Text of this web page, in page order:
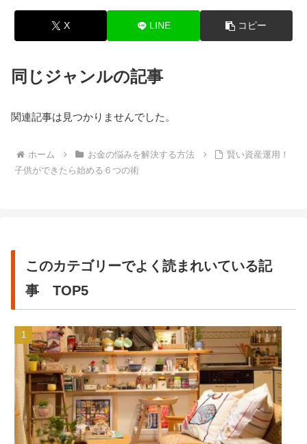
X LINE コピー
同じジャンルの記事
関連記事は見つかりませんでした。
ホーム お金の悩みを解決する方法
賢い資産運用！
子供ができたら始める６つの術
このカテゴリーでよく読まれいている記
事 TOP5